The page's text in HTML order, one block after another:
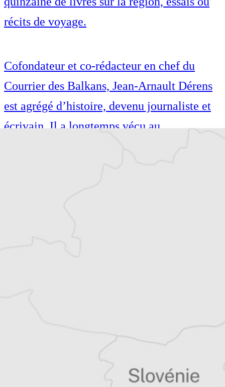
récits de voyage.
Cofondateur et co-rédacteur en chef du
Courrier des Balkans, Jean-Arnault Dérens
est agrégé d’histoire, devenu journaliste et
écrivain. Il a longtemps vécu au